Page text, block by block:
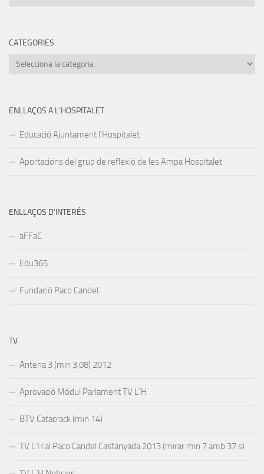
CATEGORIES
Categories
ENLLAÇOS A L’HOSPITALET
Educació Ajuntament l’Hospitalet
Aportacions del grup de reflexió de les Ampa Hospitalet
ENLLAÇOS D’INTERÉS
aFFaC
Edu365
Fundació Paco Candel
TV
Antena 3 (min 3,08) 2012
Aprovació Módul Parlament TV L´H
BTV Catacrack (min 14)
TV L’H al Paco Candel Castanyada 2013 (mirar min 7 amb 37 s)